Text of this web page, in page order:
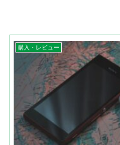
購入・レビュー